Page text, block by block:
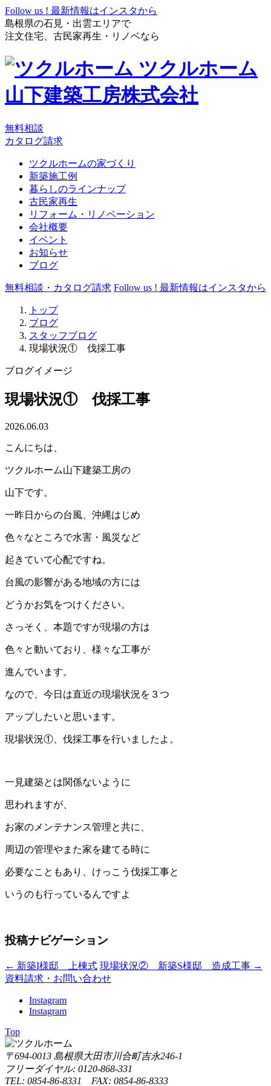
Follow us ! 最新情報はインスタから
島根県の石見・出雲エリアで
注文住宅、古民家再生・リノベなら
ツクルホーム
山下建築工房株式会社
無料相談
カタログ請求
ツクルホームの家づくり
新築施工例
暮らしのラインナップ
古民家再生
リフォーム・リノベーション
会社概要
イベント
お知らせ
ブログ
無料相談・カタログ請求 Follow us ! 最新情報はインスタから
トップ
ブログ
スタッフブログ
現場状況① 伐採工事
ブログイメージ
現場状況① 伐採工事
2026.06.03
こんにちは、
ツクルホーム山下建築工房の
山下です。
一昨日からの台風、沖縄はじめ
色々なところで水害・風災など
起きていて心配ですね。
台風の影響がある地域の方には
どうかお気をつけください。
さっそく、本題ですが現場の方は
色々と動いており、様々な工事が
進んでいます。
なので、今日は直近の現場状況を３つ
アップしたいと思います。
現場状況①、伐採工事を行いましたよ。
一見建築とは関係ないように
思われますが、
お家のメンテナンス管理と共に、
周辺の管理やまた家を建てる時に
必要なこともあり、けっこう伐採工事と
いうのも行っているんですよ
投稿ナビゲーション
← 新築I様邸 上棟式 現場状況② 新築S様邸 造成工事 →
資料請求・お問い合わせ
Instagram
Instagram
Top
〒694-0013 島根県大田市川合町吉永246-1
フリーダイヤル: 0120-868-331
TEL: 0854-86-8331 FAX: 0854-86-8333